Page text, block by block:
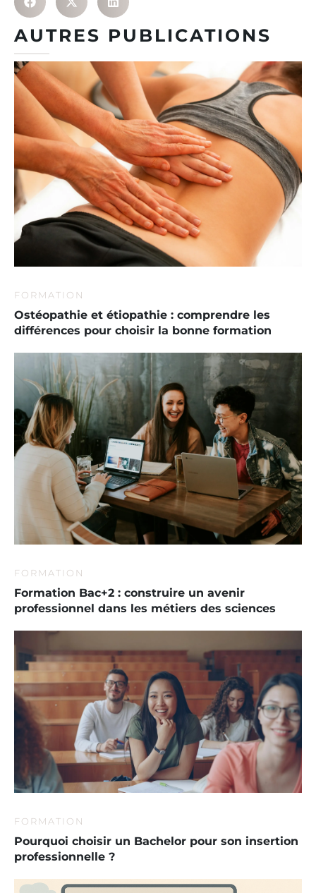
AUTRES PUBLICATIONS
FORMATION
Ostéopathie et étiopathie : comprendre les
différences pour choisir la bonne formation
FORMATION
Formation Bac+2 : construire un avenir
professionnel dans les métiers des sciences
FORMATION
Pourquoi choisir un Bachelor pour son insertion
professionnelle ?